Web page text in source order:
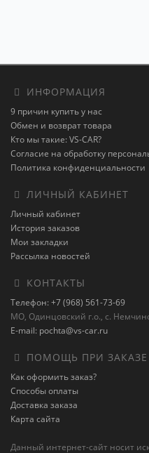
ИНФОРМАЦИЯ
9 причин купить у нас
Обмен и возврат товара
Кто мы такие: VS-CAR?
Согласие на обработку
Политика конфиденциальности
ЛИЧНЫЙ КАБИНЕТ
Личный кабинет
История заказов
Мои закладки
Рассылка новостей
КОНТАКТЫ
Телефон: +7 (968) 561-73-69
МО, Одинцовский г.о., с.
E-mail: pochta@vs-car.ru
ПОМОЩЬ ПРИ ЗАКАЗЕ
Как оформить заказ?
Способы оплаты
Доставка заказа
Карта сайта
Данный интернет-сайт носит